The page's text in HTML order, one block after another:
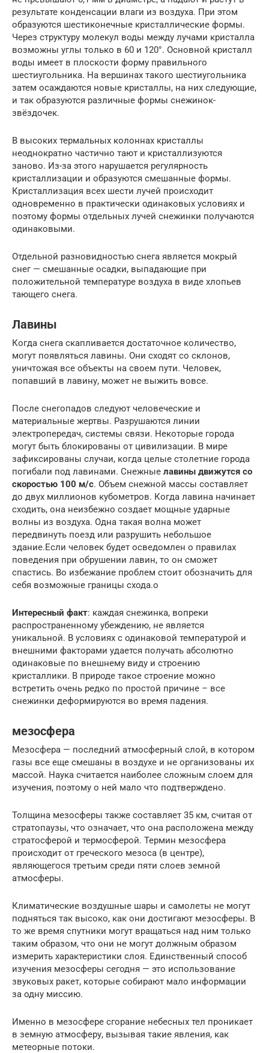
результате конденсации влаги из воздуха. При этом
образуются шестиконечные кристаллические формы.
Через структуру молекул воды между лучами кристалла
возможны углы только в 60 и 120°. Основной кристалл
воды имеет в плоскости форму правильного
шестиугольника. На вершинах такого шестиугольника
затем осаждаются новые кристаллы, на них следующие,
и так образуются различные формы снежинок-
звёздочек.
В высоких термальных колоннах кристаллы
неоднократно частично тают и кристаллизуются
заново. Из-за этого нарушается регулярность
кристаллизации и образуются смешанные формы.
Кристаллизация всех шести лучей происходит
одновременно в практически одинаковых условиях и
поэтому формы отдельных лучей снежинки получаются
одинаковыми.
Отдельной разновидностью снега является мокрый
снег — смешанные осадки, выпадающие при
положительной температуре воздуха в виде хлопьев
тающего снега.
Лавины
Когда снега скапливается достаточное количество,
могут появляться лавины. Они сходят со склонов,
уничтожая все объекты на своем пути. Человек,
попавший в лавину, может не выжить вовсе.
После снегопадов следуют человеческие и
материальные жертвы. Разрушаются линии
электропередач, системы связи. Некоторые города
могут быть блокированы от цивилизации. В мире
зафиксированы случаи, когда целые столетние города
погибали под лавинами. Снежные лавины движутся со
скоростью 100 м/с. Объем снежной массы составляет
до двух миллионов кубометров. Когда лавина начинает
сходить, она неизбежно создает мощные ударные
волны из воздуха. Одна такая волна может
передвинуть поезд или разрушить небольшое
здание.Если человек будет осведомлен о правилах
поведения при обрушении лавин, то он сможет
спастись. Во избежание проблем стоит обозначить для
себя возможные границы схода.о
Интересный факт: каждая снежинка, вопреки
распространенному убеждению, не является
уникальной. В условиях с одинаковой температурой и
внешними факторами удается получать абсолютно
одинаковые по внешнему виду и строению
кристаллики. В природе такое строение можно
встретить очень редко по простой причине – все
снежинки деформируются во время падения.
мезосфера
Мезосфера — последний атмосферный слой, в котором
газы все еще смешаны в воздухе и не организованы их
массой. Наука считается наиболее сложным слоем для
изучения, поэтому о ней мало что подтверждено.
Толщина мезосферы также составляет 35 км, считая от
стратопаузы, что означает, что она расположена между
стратосферой и термосферой. Термин мезосфера
происходит от греческого мезоса (в центре),
являющегося третьим среди пяти слоев земной
атмосферы.
Климатические воздушные шары и самолеты не могут
подняться так высоко, как они достигают мезосферы. В
то же время спутники могут вращаться над ним только
таким образом, что они не могут должным образом
измерить характеристики слоя. Единственный способ
изучения мезосферы сегодня — это использование
звуковых ракет, которые собирают мало информации
за одну миссию.
Именно в мезосфере сгорание небесных тел проникает
в земную атмосферу, вызывая такие явления, как
метеорные потоки.